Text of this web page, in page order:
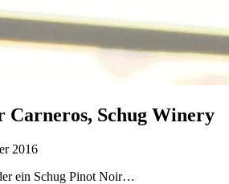
Carneros, Schug Winery
2016
ein Schug Pinot Noir…